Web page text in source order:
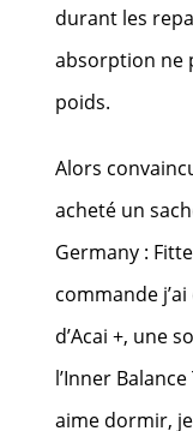
durant les
absorption ne
poids.
Alors
acheté un
Germany :
commande
d’Acai +, une
l’Inner
aime dormir,